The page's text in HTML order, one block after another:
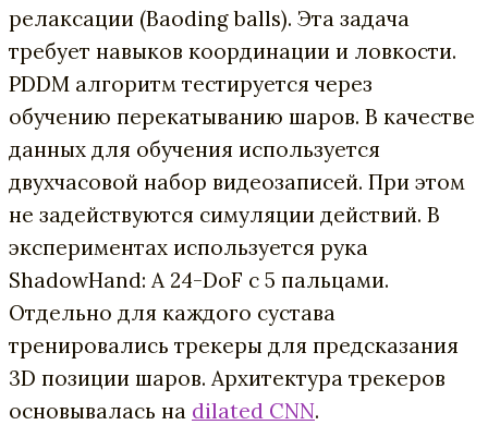
релаксации (Baoding balls). Эта задача
требует навыков координации и ловкости.
PDDM алгоритм тестируется через
обучению перекатыванию шаров. В качестве
данных для обучения используется
двухчасовой набор видеозаписей. При этом
не задействуются симуляции действий. В
экспериментах используется рука
ShadowHand: A 24-DoF с 5 пальцами.
Отдельно для каждого сустава
тренировались трекеры для предсказания
3D позиции шаров. Архитектура трекеров
основывалась на dilated CNN.